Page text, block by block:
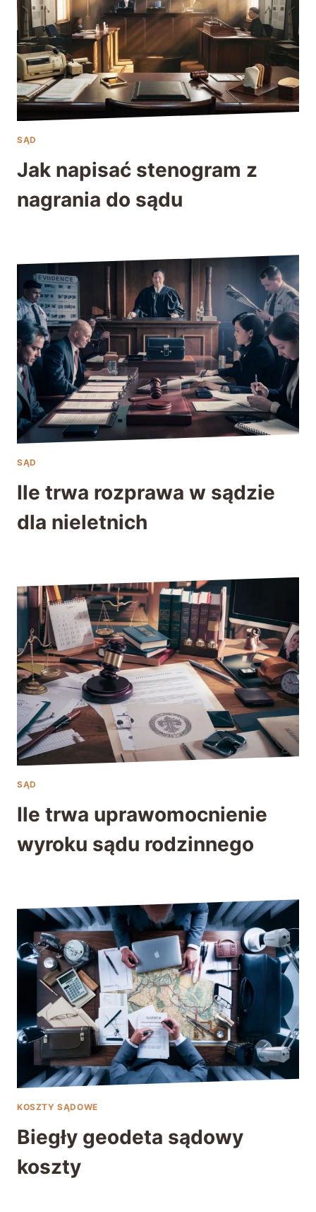
SĄD
Jak napisać stenogram z
nagrania do sądu
SĄD
Ile trwa rozprawa w sądzie
dla nieletnich
SĄD
Ile trwa uprawomocnienie
wyroku sądu rodzinnego
KOSZTY SĄDOWE
Biegły geodeta sądowy
koszty